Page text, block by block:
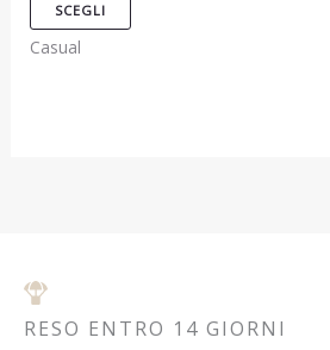
SCEGLI
pagina
Casual
RESO ENTRO 14 GIORNI